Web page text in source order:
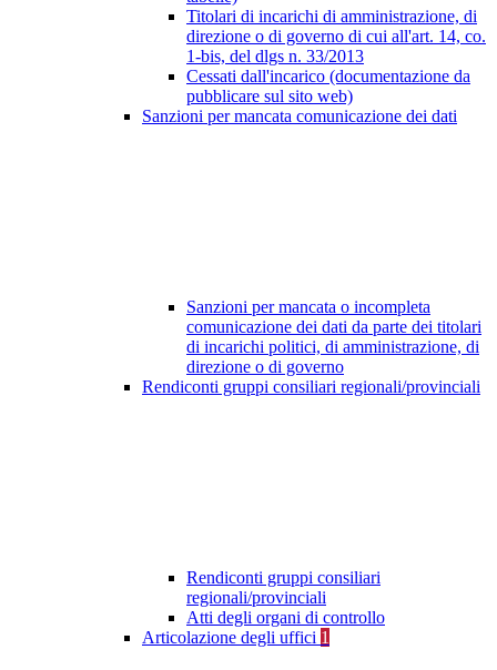
Titolari di incarichi di amministrazione, di
direzione o di governo di cui all'art. 14, co.
1-bis, del dlgs n. 33/2013
Cessati dall'incarico (documentazione da
pubblicare sul sito web)
Sanzioni per mancata comunicazione dei dati
Sanzioni per mancata o incompleta
comunicazione dei dati da parte dei titolari
di incarichi politici, di amministrazione, di
direzione o di governo
Rendiconti gruppi consiliari regionali/provinciali
Rendiconti gruppi consiliari
regionali/provinciali
Atti degli organi di controllo
Articolazione degli uffici 1